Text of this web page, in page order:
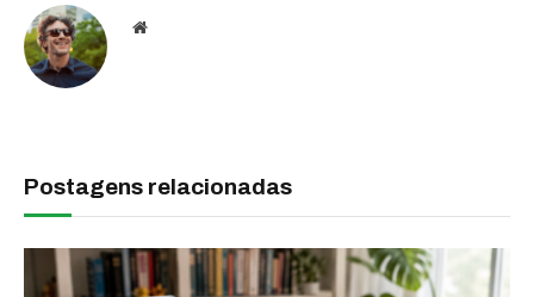
Website
Postagens relacionadas